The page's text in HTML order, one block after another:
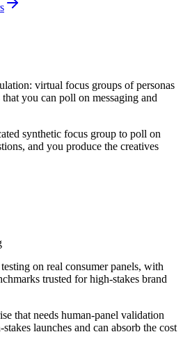
virtual focus groups of personas
you can poll on messaging and
synthetic focus group to poll on
and you produce the creatives
on real consumer panels, with
trusted for high-stakes brand
that needs human-panel validation
launches and can absorb the cost